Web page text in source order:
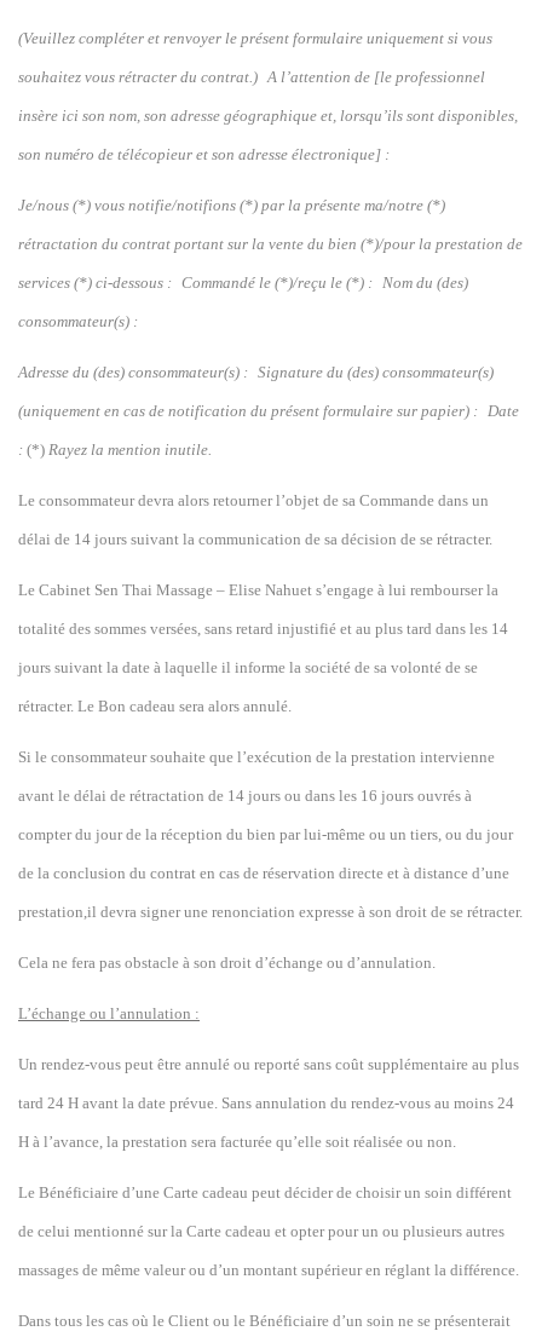
(Veuillez compléter et renvoyer le présent formulaire uniquement si vous
souhaitez vous rétracter du contrat.) A l’attention de [le professionnel
insère ici son nom, son adresse géographique et, lorsqu’ils sont disponibles,
son numéro de télécopieur et son adresse électronique] :
Je/nous (*) vous notifie/notifions (*) par la présente ma/notre (*)
rétractation du contrat portant sur la vente du bien (*)/pour la prestation de
services (*) ci-dessous : Commandé le (*)/reçu le (*) : Nom du (des)
consommateur(s) :
Adresse du (des) consommateur(s) : Signature du (des) consommateur(s)
(uniquement en cas de notification du présent formulaire sur papier) : Date
: (*) Rayez la mention inutile.
Le consommateur devra alors retourner l’objet de sa Commande dans un
délai de 14 jours suivant la communication de sa décision de se rétracter.
Le Cabinet Sen Thai Massage – Elise Nahuet s’engage à lui rembourser la
totalité des sommes versées, sans retard injustifié et au plus tard dans les 14
jours suivant la date à laquelle il informe la société de sa volonté de se
rétracter. Le Bon cadeau sera alors annulé.
Si le consommateur souhaite que l’exécution de la prestation intervienne
avant le délai de rétractation de 14 jours ou dans les 16 jours ouvrés à
compter du jour de la réception du bien par lui-même ou un tiers, ou du jour
de la conclusion du contrat en cas de réservation directe et à distance d’une
prestation,il devra signer une renonciation expresse à son droit de se rétracter.
Cela ne fera pas obstacle à son droit d’échange ou d’annulation.
L’échange ou l’annulation :
Un rendez-vous peut être annulé ou reporté sans coût supplémentaire au plus
tard 24 H avant la date prévue. Sans annulation du rendez-vous au moins 24
H à l’avance, la prestation sera facturée qu’elle soit réalisée ou non.
Le Bénéficiaire d’une Carte cadeau peut décider de choisir un soin différent
de celui mentionné sur la Carte cadeau et opter pour un ou plusieurs autres
massages de même valeur ou d’un montant supérieur en réglant la différence.
Dans tous les cas où le Client ou le Bénéficiaire d’un soin ne se présenterait